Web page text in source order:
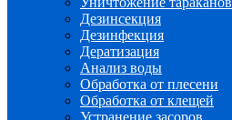
Дезинсекция
Дезинфекция
Дератизация
Анализ воды
Обработка от плесени
Обработка от клещей
Устранение засоров